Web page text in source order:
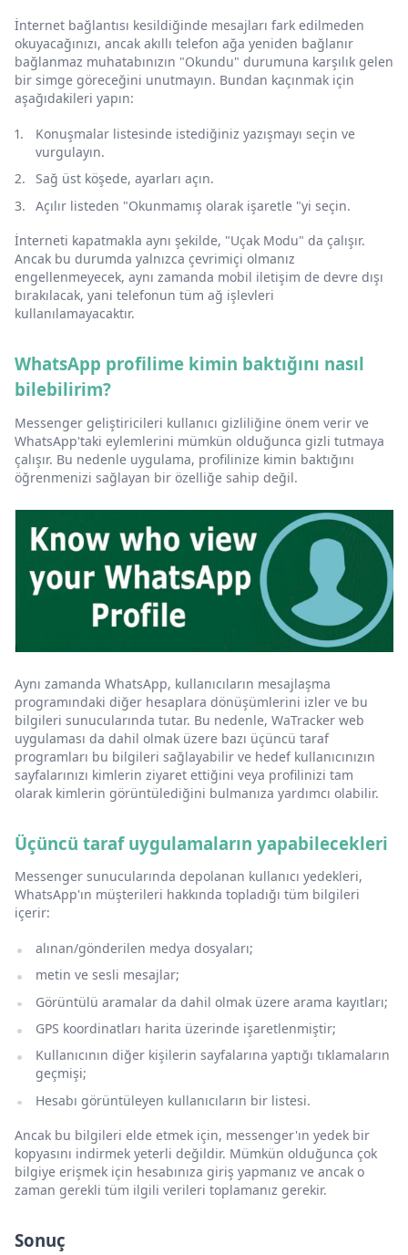
İnternet bağlantısı kesildiğinde mesajları fark edilmeden
okuyacağınızı, ancak akıllı telefon ağa yeniden bağlanır
bağlanmaz muhatabınızın "Okundu" durumuna karşılık gelen
bir simge göreceğini unutmayın. Bundan kaçınmak için
aşağıdakileri yapın:
Konuşmalar listesinde istediğiniz yazışmayı seçin ve
vurgulayın.
Sağ üst köşede, ayarları açın.
Açılır listeden "Okunmamış olarak işaretle "yi seçin.
İnterneti kapatmakla aynı şekilde, "Uçak Modu" da çalışır.
Ancak bu durumda yalnızca çevrimiçi olmanız
engellenmeyecek, aynı zamanda mobil iletişim de devre dışı
bırakılacak, yani telefonun tüm ağ işlevleri
kullanılamayacaktır.
WhatsApp profilime kimin baktığını nasıl
bilebilirim?
Messenger geliştiricileri kullanıcı gizliliğine önem verir ve
WhatsApp'taki eylemlerini mümkün olduğunca gizli tutmaya
çalışır. Bu nedenle uygulama, profilinize kimin baktığını
öğrenmenizi sağlayan bir özelliğe sahip değil.
Aynı zamanda WhatsApp, kullanıcıların mesajlaşma
programındaki diğer hesaplara dönüşümlerini izler ve bu
bilgileri sunucularında tutar. Bu nedenle, WaTracker web
uygulaması da dahil olmak üzere bazı üçüncü taraf
programları bu bilgileri sağlayabilir ve hedef kullanıcınızın
sayfalarınızı kimlerin ziyaret ettiğini veya profilinizi tam
olarak kimlerin görüntülediğini bulmanıza yardımcı olabilir.
Üçüncü taraf uygulamaların yapabilecekleri
Messenger sunucularında depolanan kullanıcı yedekleri,
WhatsApp'ın müşterileri hakkında topladığı tüm bilgileri
içerir:
alınan/gönderilen medya dosyaları;
metin ve sesli mesajlar;
Görüntülü aramalar da dahil olmak üzere arama kayıtları;
GPS koordinatları harita üzerinde işaretlenmiştir;
Kullanıcının diğer kişilerin sayfalarına yaptığı tıklamaların
geçmişi;
Hesabı görüntüleyen kullanıcıların bir listesi.
Ancak bu bilgileri elde etmek için, messenger'ın yedek bir
kopyasını indirmek yeterli değildir. Mümkün olduğunca çok
bilgiye erişmek için hesabınıza giriş yapmanız ve ancak o
zaman gerekli tüm ilgili verileri toplamanız gerekir.
Sonuç